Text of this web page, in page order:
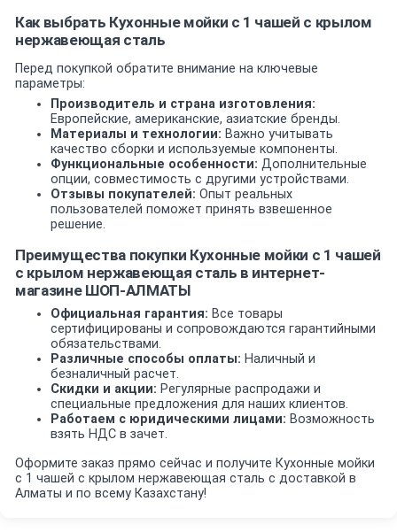
Как выбрать Кухонные мойки с 1 чашей c крылом
нержавеющая сталь
Перед покупкой обратите внимание на ключевые
параметры:
Производитель и страна изготовления:
Европейские, американские, азиатские бренды.
Материалы и технологии: Важно учитывать
качество сборки и используемые компоненты.
Функциональные особенности: Дополнительные
опции, совместимость с другими устройствами.
Отзывы покупателей: Опыт реальных
пользователей поможет принять взвешенное
решение.
Преимущества покупки Кухонные мойки с 1 чашей
c крылом нержавеющая сталь в интернет-
магазине ШОП-АЛМАТЫ
Официальная гарантия: Все товары
сертифицированы и сопровождаются гарантийными
обязательствами.
Различные способы оплаты: Наличный и
безналичный расчет.
Скидки и акции: Регулярные распродажи и
специальные предложения для наших клиентов.
Работаем с юридическими лицами: Возможность
взять НДС в зачет.
Оформите заказ прямо сейчас и получите Кухонные мойки
с 1 чашей c крылом нержавеющая сталь с доставкой в
Алматы и по всему Казахстану!